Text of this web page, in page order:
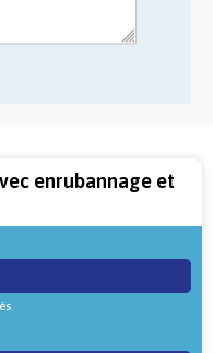
enrubannage et